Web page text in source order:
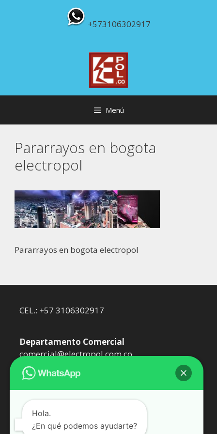
+573106302917
Menú
Pararrayos en bogota
electropol
Pararrayos en bogota electropol
CEL.: +57 3106302917
Departamento Comercial
comercial@electropol.com.co
dtecnico@electropol.com.co
Somos Epol Oil SAS. Representantes de
Hola.
¿En qué podemos ayudarte?